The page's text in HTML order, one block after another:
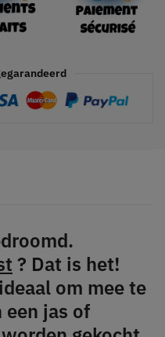
? Dat is het!
om mee te
een jas of